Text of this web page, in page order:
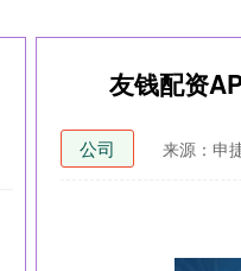
友钱配资
公司 来源：申